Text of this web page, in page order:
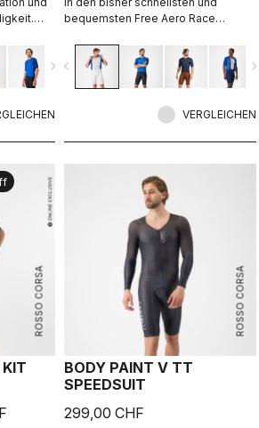
navigate_next
bequemsten Free Aero Race
Tragekomfort und Aerodynamik
miteinander.
navigate_before
VERGLEICHEN
ROSSO CORSA
KIT
ROSSO CORSA
BODY PAINT V TT
SPEEDSUIT
299,00 CHF